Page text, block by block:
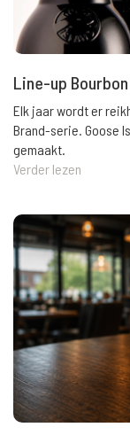
Line-up
Elk jaar wordt er
Brand-serie. Goose
gemaakt.
Verder lezen